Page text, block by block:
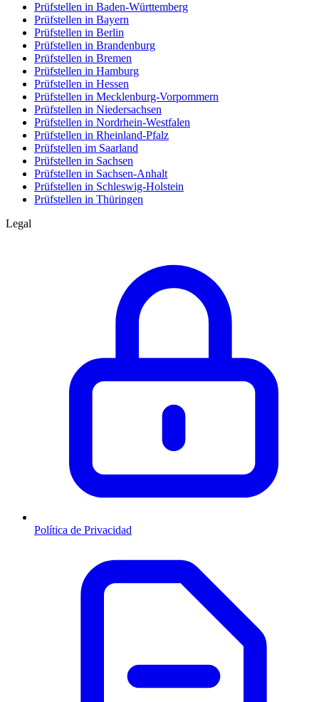
Prüfstellen in Baden-Württemberg
Prüfstellen in Bayern
Prüfstellen in Berlin
Prüfstellen in Brandenburg
Prüfstellen in Bremen
Prüfstellen in Hamburg
Prüfstellen in Hessen
Prüfstellen in Mecklenburg-Vorpommern
Prüfstellen in Niedersachsen
Prüfstellen in Nordrhein-Westfalen
Prüfstellen in Rheinland-Pfalz
Prüfstellen im Saarland
Prüfstellen in Sachsen
Prüfstellen in Sachsen-Anhalt
Prüfstellen in Schleswig-Holstein
Prüfstellen in Thüringen
Legal
Política de Privacidad